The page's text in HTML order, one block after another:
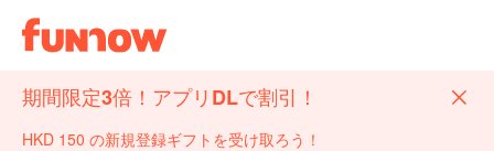
期間限定3倍！アプリDLで割引！
HKD 150 の新規登録ギフトを受け取ろう！